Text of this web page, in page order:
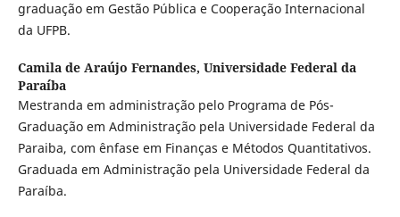
graduação em Gestão Pública e Cooperação Internacional
da UFPB.
Camila de Araújo Fernandes, Universidade Federal da
Paraíba
Mestranda em administração pelo Programa de Pós-
Graduação em Administração pela Universidade Federal da
Paraiba, com ênfase em Finanças e Métodos Quantitativos.
Graduada em Administração pela Universidade Federal da
Paraíba.